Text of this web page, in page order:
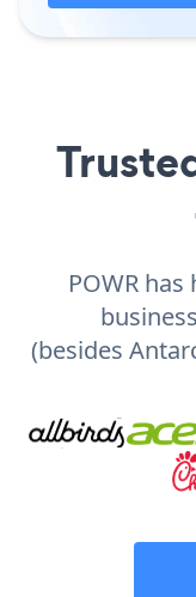
POWR
(besides